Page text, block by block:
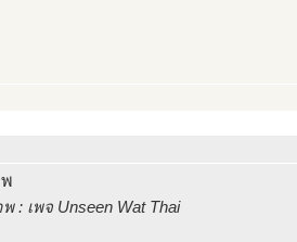
เพจ Unseen Wat Thai